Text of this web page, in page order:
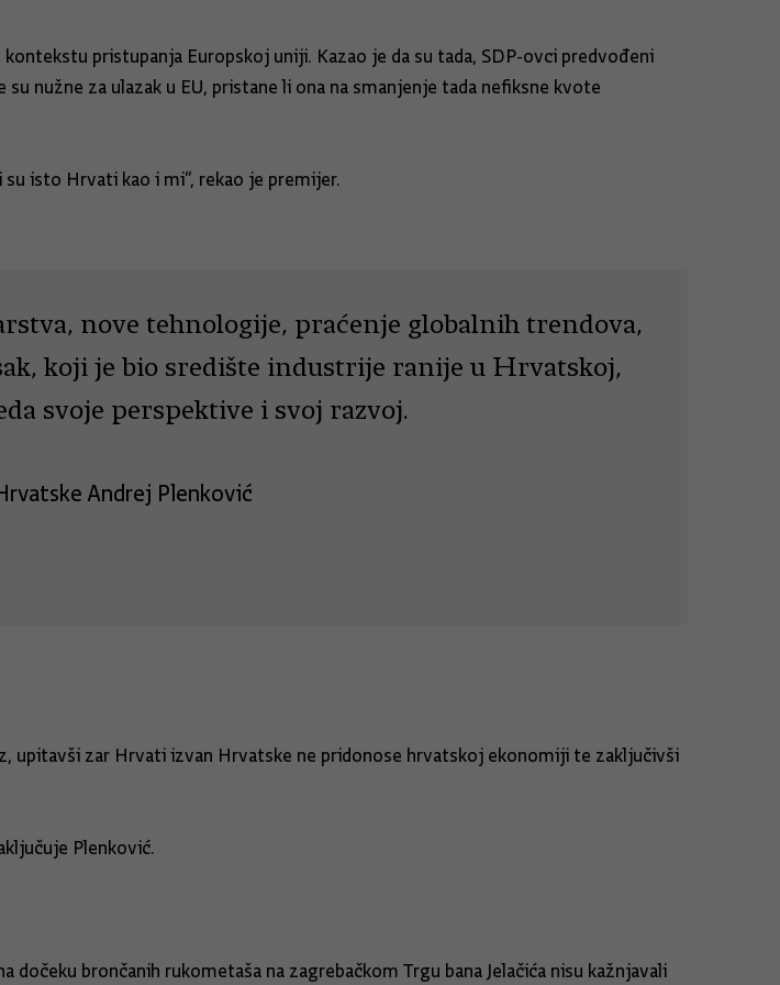
pristupanja Europskoj uniji. Kazao je da su tada, SDP-ovci predvođeni
nužne za ulazak u EU, pristane li ona na smanjenje tada nefiksne kvote
isto Hrvati kao i mi“, rekao je premijer.
nove tehnologije, praćenje globalnih trendova,
koji je bio središte industrije ranije u Hrvatskoj,
svoje perspektive i svoj razvoj.
Andrej Plenković
zar Hrvati izvan Hrvatske ne pridonose hrvatskoj ekonomiji te zaključivši
Plenković.
brončanih rukometaša na zagrebačkom Trgu bana Jelačića nisu kažnjavali